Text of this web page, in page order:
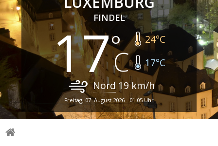
FINDEL
17 24°C
17°C
Nord 19km/h
Freitag, 07. August 2026 - 01:05 Uhr